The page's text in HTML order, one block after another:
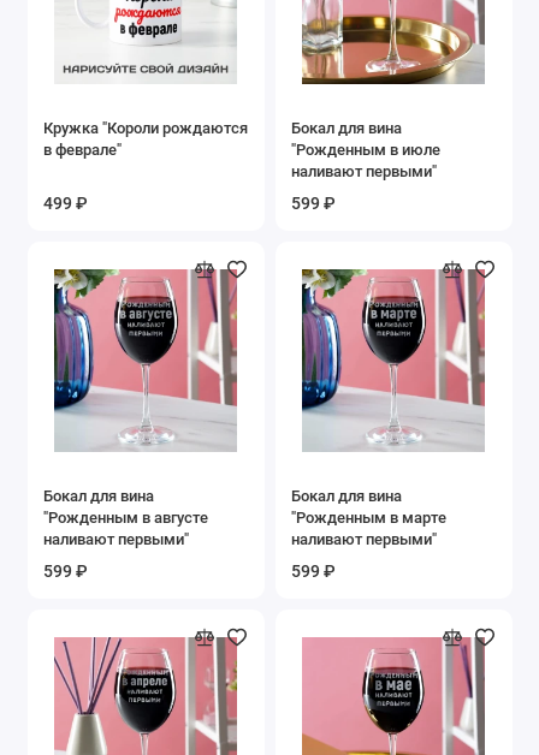
Кружка "Короли рождаются
в феврале"
499 ₽
Бокал для вина
"Рожденным в июле
наливают первыми"
599 ₽
Бокал для вина
"Рожденным в августе
наливают первыми"
599 ₽
Бокал для вина
"Рожденным в марте
наливают первыми"
599 ₽